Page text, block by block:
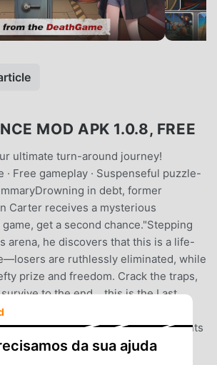
MOD APK 1.0.8, FREE
ultimate turn-around journey!
Free gameplay · Suspenseful puzzle-
in debt, former
Carter receives a mysterious
get a second chance."Stepping
arena, he discovers that this is a life-
are ruthlessly eliminated, while
prize and freedom. Crack the traps,
to the end… this is the Last
Six Major Highlights🚫
paywalls throughout, purchase hints
to📴 Offline Play Download once,
anywhere📖 Engaging Storyline
da sua ajuda